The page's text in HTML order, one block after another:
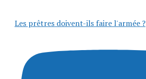
Les prêtres doivent-ils faire l'armée ?